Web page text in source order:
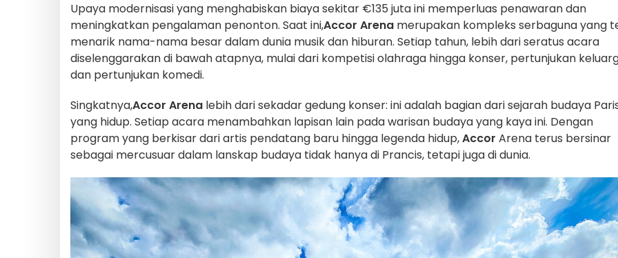
Upaya modernisasi yang menghabiskan biaya sekitar €135 juta ini memperluas penawaran dan
meningkatkan pengalaman penonton. Saat ini,Accor Arena merupakan kompleks serbaguna yang
menarik nama-nama besar dalam dunia musik dan hiburan. Setiap tahun, lebih dari seratus acara
diselenggarakan di bawah atapnya, mulai dari kompetisi olahraga hingga konser, pertunjukan
dan pertunjukan komedi.
Singkatnya,Accor Arena lebih dari sekadar gedung konser: ini adalah bagian dari sejarah budaya
yang hidup. Setiap acara menambahkan lapisan lain pada warisan budaya yang kaya ini. Dengan
program yang berkisar dari artis pendatang baru hingga legenda hidup,Accor Arena terus bersinar
sebagai mercusuar dalam lanskap budaya tidak hanya di Prancis, tetapi juga di dunia.